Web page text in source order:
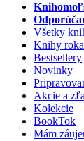
Všetky
Knihy
Bestsellery
Novinky
Akcie a
Kolekcie
BookTok
Mám